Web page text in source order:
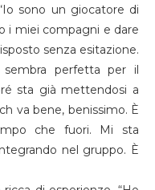
sono un giocatore di
i miei compagni e dare
senza esitazione.
perfetta per il
sta già mettendosi a
va bene, benissimo. È
che fuori. Mi sta
nel gruppo. È